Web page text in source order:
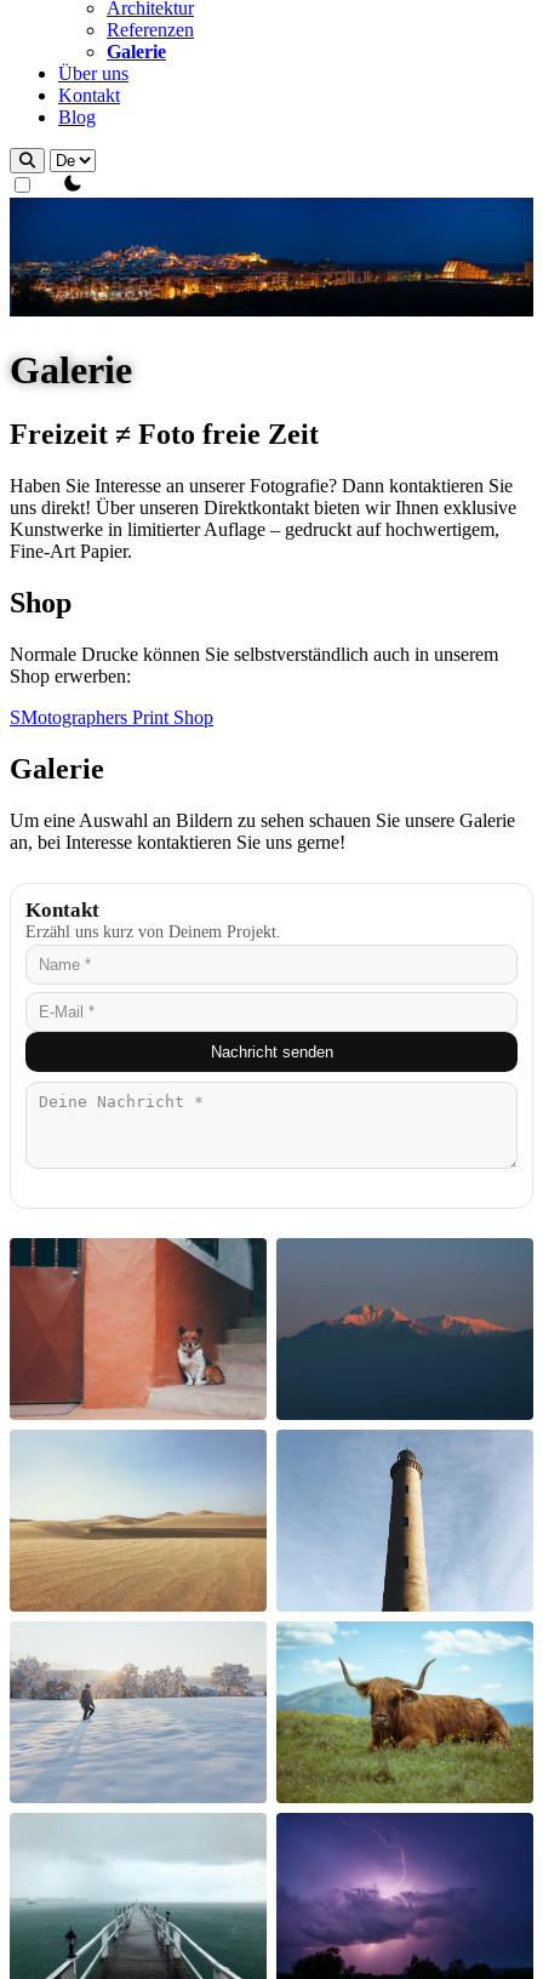
Architektur
Referenzen
Galerie
Über uns
Kontakt
Blog
theme switcher
Galerie
Freizeit ≠ Foto freie Zeit
Haben Sie Interesse an unserer Fotografie? Dann kontaktieren Sie
uns direkt! Über unseren Direktkontakt bieten wir Ihnen exklusive
Kunstwerke in limitierter Auflage – gedruckt auf hochwertigem,
Fine-Art Papier.
Shop
Normale Drucke können Sie selbstverständlich auch in unserem
Shop erwerben:
SMotographers Print Shop
Galerie
Um eine Auswahl an Bildern zu sehen schauen Sie unsere Galerie
an, bei Interesse kontaktieren Sie uns gerne!
Kontakt
Erzähl uns kurz von Deinem Projekt.
Nachricht senden